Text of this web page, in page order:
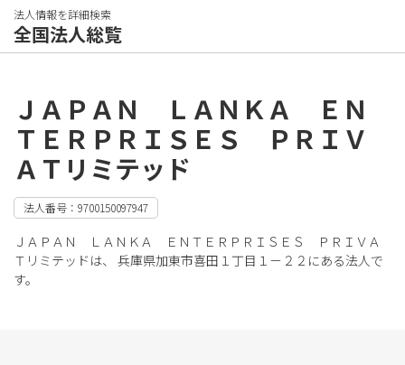
法人情報を詳細検索
全国法人総覧
ＪＡＰＡＮ ＬＡＮＫＡ ＥＮ
ＴＥＲＰＲＩＳＥＳ ＰＲＩＶ
ＡＴリミテッド
法人番号：9700150097947
ＪＡＰＡＮ ＬＡＮＫＡ ＥＮＴＥＲＰＲＩＳＥＳ ＰＲＩＶＡ
Ｔリミテッドは、 兵庫県加東市喜田１丁目１－２２にある法人で
す。